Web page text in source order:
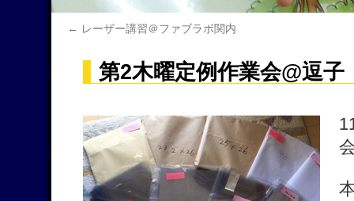
← レーザー講習＠ファブラボ関内
第2木曜定例作業会@逗